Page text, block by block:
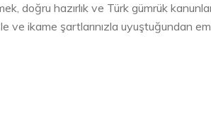
doğru hazırlık ve Türk gümrük
ve ikame şartlarınızla uyuştuğundan